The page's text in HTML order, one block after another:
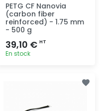
PETG CF Nanovia
(carbon fiber
reinforced) - 1.75 mm
- 500 g
39,10 € HT
En stock